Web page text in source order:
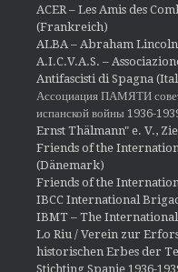
ACER – Les Amis des
(Frankreich)
ALBA – Abraham
A.I.C.V.A.S. –
Antifascisti di Spagna
Ассоциация ПАМЯТИ
испанской войны 1936-
Ernst Thälmann" e. V.,
Friends of the
(Dänemark)
Friends of the
IBCC International
IBMT – The
Lo Riu / Verein zur
historischen Erbes der
Stichting Spanje 1936-